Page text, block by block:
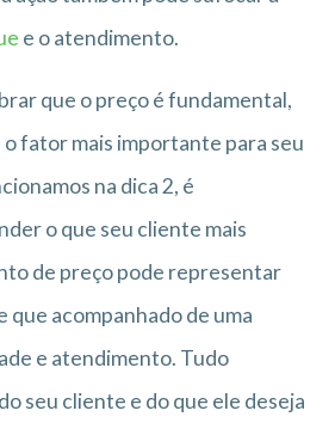
e o atendimento.
que o preço é fundamental,
o fator mais importante para seu
na dica 2, é
o que seu cliente mais
de preço pode representar
que acompanhado de uma
e atendimento. Tudo
seu cliente e do que ele deseja